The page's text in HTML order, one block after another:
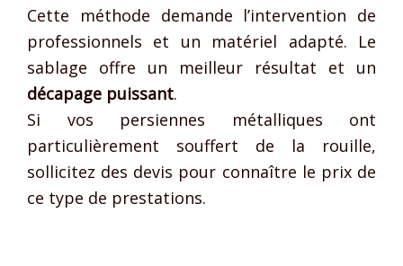
Cette méthode demande l’intervention de
professionnels et un matériel adapté. Le
sablage offre un meilleur résultat et un
décapage puissant.
Si vos persiennes métalliques ont
particulièrement souffert de la rouille,
sollicitez des devis pour connaître le prix de
ce type de prestations.